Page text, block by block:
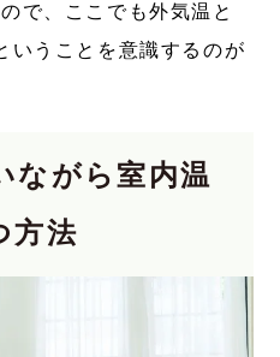
で、ここでも外気温と
うことを意識するのが
ながら室内温
方法